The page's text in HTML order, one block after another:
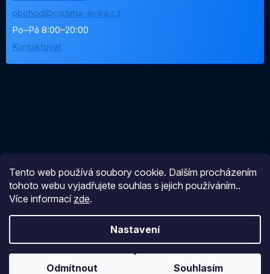
Tento web používá soubory cookie. Dalším procházením
tohoto webu vyjadřujete souhlas s jejich používáním..
Více informací zde.
Nastavení
Odmítnout Souhlasím
obchod@cistirna-jimka.cz
Po–Pá 8:00–20:00
Kontaktovat
Vytvořil Shoptet
Copyright 2026Čistírnajímka . Všechna práva vyhrazena.